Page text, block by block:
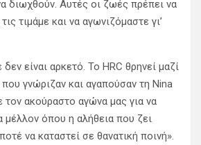
διωχθούν. Αυτές οι ζωές πρέπει να
τιμάμε και να αγωνιζόμαστε γι’
είναι αρκετό. Το HRC θρηνεί μαζί
γνώριζαν και αγαπούσαν τη Nina
τον ακούραστο αγώνα μας για να
μέλλον όπου η αλήθεια που ζει
να καταστεί σε θανατική ποινή».